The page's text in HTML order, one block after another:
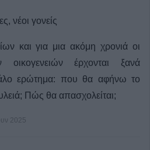
νέοι γονείς
και για μια ακόμη χρονιά οι
έρχονται ξανά
ερώτημα: που θα αφήνω το
Πώς θα απασχολείται;
2025